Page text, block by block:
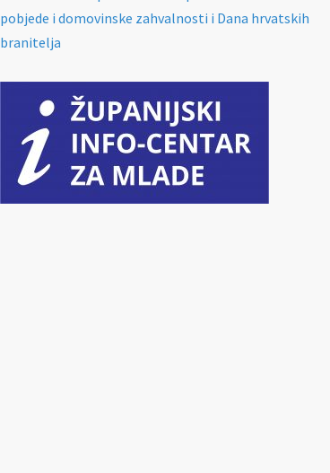
pobjede i domovinske zahvalnosti i Dana hrvatskih
branitelja